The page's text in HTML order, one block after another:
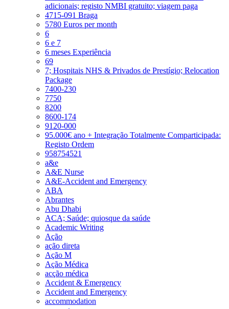
adicionais; registo NMBI gratuito; viagem paga
4715-091 Braga
5780 Euros per month
6
6 e 7
6 meses Experiência
69
7; Hospitais NHS & Privados de Prestígio; Relocation
Package
7400-230
7750
8200
8600-174
9120-000
95.000€ ano + Integração Totalmente Comparticipada:
Registo Ordem
958754521
a&e
A&E Nurse
A&E-Accident and Emergency
ABA
Abrantes
Abu Dhabi
ACA; Saúde; quiosque da saúde
Academic Writing
Ação
ação direta
Ação M
Ação Médica
acção médica
Accident & Emergency
Accident and Emergency
accommodation